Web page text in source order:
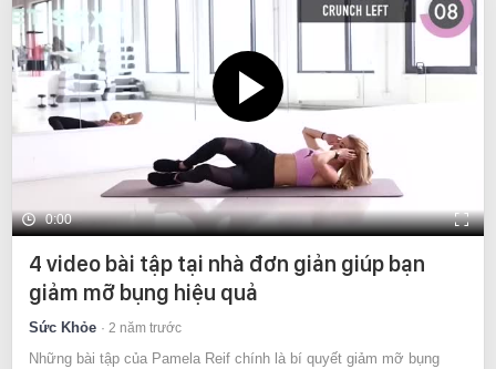
0:00
4 video bài tập tại nhà đơn giản giúp bạn
giảm mỡ bụng hiệu quả
Sức Khỏe 2 năm trước
Những bài tập của Pamela Reif chính là bí quyết giảm mỡ bụng